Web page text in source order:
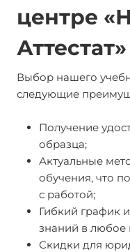
центре
Аттестат»
Выбор нашего
следующие
Получение
образца;
Актуальные
обучения, что
с работой;
Гибкий график
знаний в любое
Скидки для